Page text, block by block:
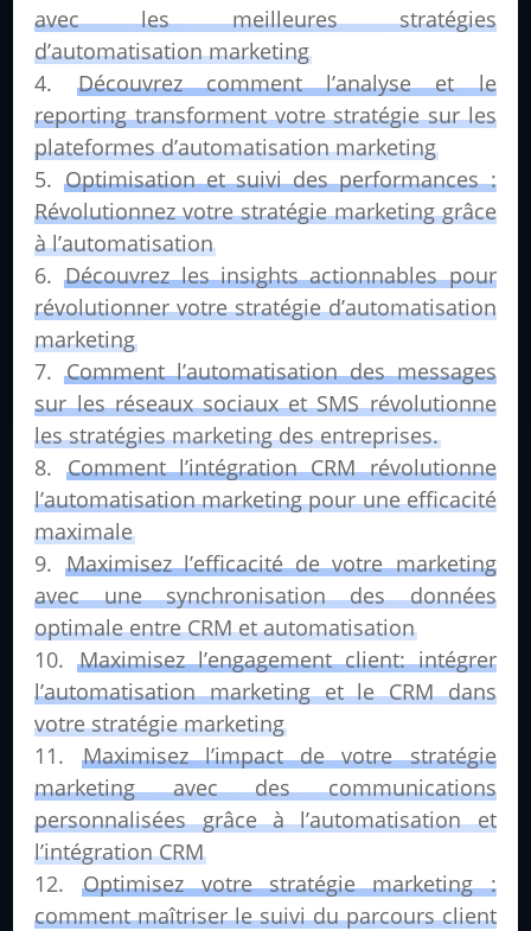
avec les meilleures stratégies
d’automatisation marketing
Découvrez comment l’analyse et le
reporting transforment votre stratégie sur les
plateformes d’automatisation marketing
Optimisation et suivi des performances :
Révolutionnez votre stratégie marketing grâce
à l’automatisation
Découvrez les insights actionnables pour
révolutionner votre stratégie d’automatisation
marketing
Comment l’automatisation des messages
sur les réseaux sociaux et SMS révolutionne
les stratégies marketing des entreprises.
Comment l’intégration CRM révolutionne
l’automatisation marketing pour une efficacité
maximale
Maximisez l’efficacité de votre marketing
avec une synchronisation des données
optimale entre CRM et automatisation
Maximisez l’engagement client: intégrer
l’automatisation marketing et le CRM dans
votre stratégie marketing
Maximisez l’impact de votre stratégie
marketing avec des communications
personnalisées grâce à l’automatisation et
l’intégration CRM
Optimisez votre stratégie marketing :
comment maîtriser le suivi du parcours client